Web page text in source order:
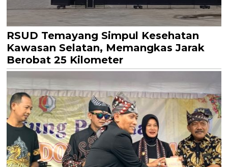
RSUD Temayang Simpul Kesehatan
Kawasan Selatan, Memangkas Jarak
Berobat 25 Kilometer